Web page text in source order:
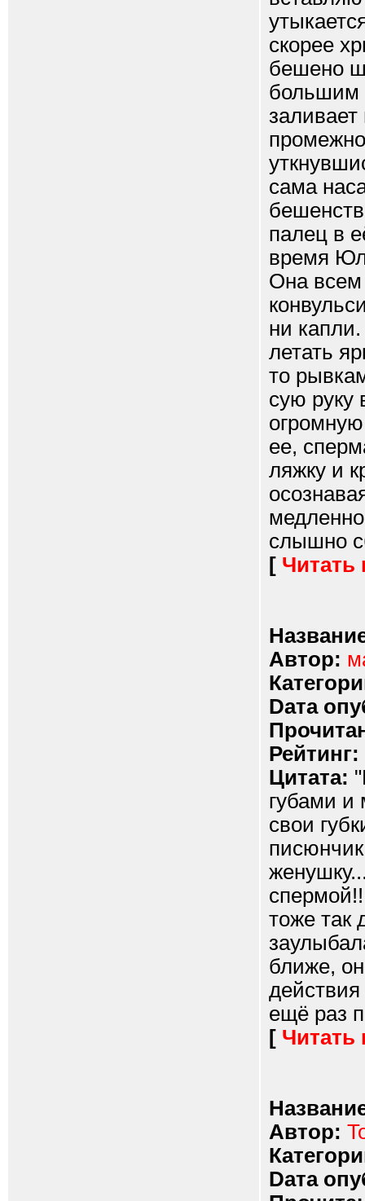
скорее
бешено
большим
сама
палец в
время
Она всем
ни
летать
то
сую руку
ее,
ляжку и
слышно
[ Читать
Автор:
Dата
Рейтинг:
Цитата:
губами и
свои
тоже так
ближе,
ещё раз
[ Читать
Автор:
Dата